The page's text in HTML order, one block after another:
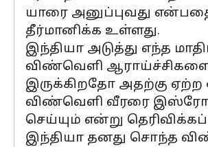
யாரை அனுப்புவது
தீர்மானிக்க உள்ளது.
இந்தியா அடுத்து எந்த
விண்வெளி
இருக்கிறதோ அதற்கு ஏற்ற
விண்வெளி வீரரை இஸ்ரோ
செய்யும் என்று
இந்தியா தனது சொந்த